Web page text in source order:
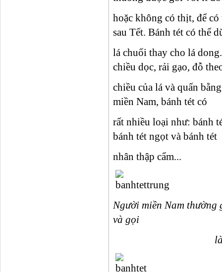
hoặc không có thịt, để
sau Tết. Bánh tét có thể
lá chuối thay cho lá
chiều dọc, rải gạo, đỗ
chiều của lá và quấn
miền Nam, bánh tét có
rất nhiều loại như: bánh
bánh tét ngọt và bánh tét
nhân thập cẩm...
Người miền Nam
và gọi
là bánh